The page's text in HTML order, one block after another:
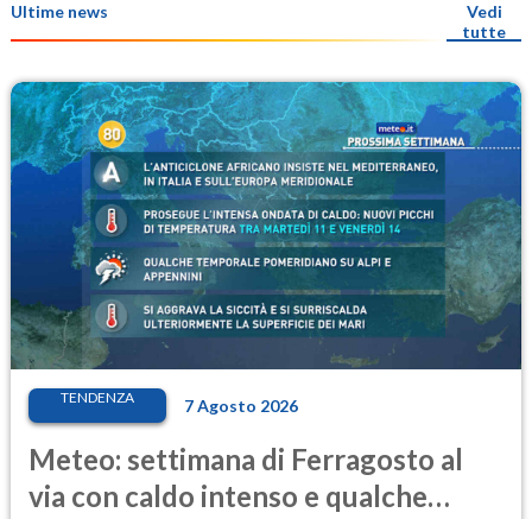
Ultime news
Vedi
tutte
TENDENZA 7 Agosto 2026
Meteo: settimana di Ferragosto al
via con caldo intenso e qualche